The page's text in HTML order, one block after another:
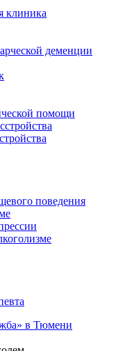
клиника
деменции
помощи
поведения
в Тюмени